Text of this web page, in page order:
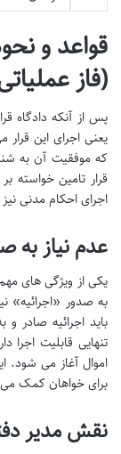
قواعد و
(فاز
پس از آنکه دادگاه
یعنی اجرای این قرار
که موفقیت آن به
قرار تامین
اجرای احکام مدنی
عدم نیاز به
یکی از ویژگی های
به صدور
باید اجرائیه صادر
تنهایی قابلیت اجرا
اموال آغاز می شود.
برای خواهان کمک
نقش مدیر